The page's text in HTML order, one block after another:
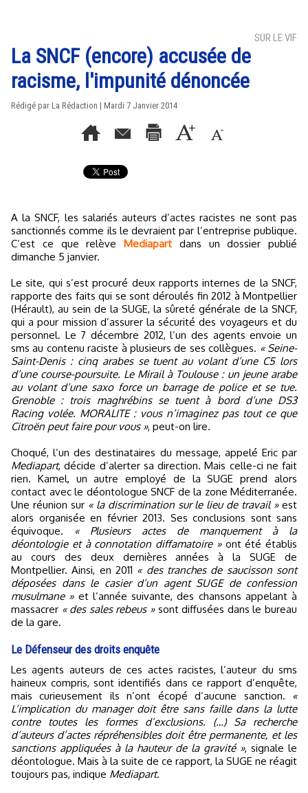
SUR LE VIF
La SNCF (encore) accusée de
racisme, l'impunité dénoncée
Rédigé par La Rédaction | Mardi 7 Janvier 2014
A la SNCF, les salariés auteurs d’actes racistes ne sont pas
sanctionnés comme ils le devraient par l’entreprise publique.
C’est ce que relève Mediapart dans un dossier publié
dimanche 5 janvier.
Le site, qui s’est procuré deux rapports internes de la SNCF,
rapporte des faits qui se sont déroulés fin 2012 à Montpellier
(Hérault), au sein de la SUGE, la sûreté générale de la SNCF,
qui a pour mission d’assurer la sécurité des voyageurs et du
personnel. Le 7 décembre 2012, l’un des agents envoie un
sms au contenu raciste à plusieurs de ses collègues. « Seine-
Saint-Denis : cinq arabes se tuent au volant d’une C5 lors
d’une course-poursuite. Le Mirail à Toulouse : un jeune arabe
au volant d’une saxo force un barrage de police et se tue.
Grenoble : trois maghrébins se tuent à bord d’une DS3
Racing volée. MORALITE : vous n’imaginez pas tout ce que
Citroën peut faire pour vous », peut-on lire.
Choqué, l’un des destinataires du message, appelé Eric par
Mediapart, décide d’alerter sa direction. Mais celle-ci ne fait
rien. Kamel, un autre employé de la SUGE prend alors
contact avec le déontologue SNCF de la zone Méditerranée.
Une réunion sur « la discrimination sur le lieu de travail »est
alors organisée en février 2013. Ses conclusions sont sans
équivoque.
« Plusieurs actes de manquement à la
déontologie et à connotation diffamatoire »ont été établis
au cours des deux dernières années à la SUGE de
Montpellier. Ainsi, en 2011 « des tranches de saucisson sont
déposées dans le casier d’un agent SUGE de confession
musulmane »et l’année suivante, des chansons appelant à
massacrer « des sales rebeus »sont diffusées dans le bureau
de la gare.
Le Défenseur des droits enquête
Les agents auteurs de ces actes racistes, l’auteur du sms
haineux compris, sont identifiés dans ce rapport d’enquête,
mais curieusement ils n’ont écopé d’aucune sanction.
«
L’implication du manager doit être sans faille dans la lutte
contre toutes les formes d’exclusions. (…) Sa recherche
d’auteurs d’actes répréhensibles doit être permanente, et les
sanctions appliquées à la hauteur de la gravité », signale le
déontologue. Mais à la suite de ce rapport, la SUGE ne réagit
toujours pas, indique Mediapart.